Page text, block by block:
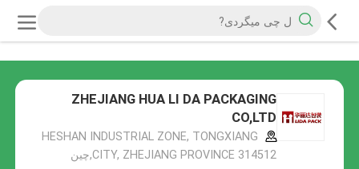
ZHEJIANG HUA LI DA PACKAGING
CO,LTD
HESHAN INDUSTRIAL ZONE, TONGXIANG
CITY, ZHEJIANG PROVINCE 314512,چین